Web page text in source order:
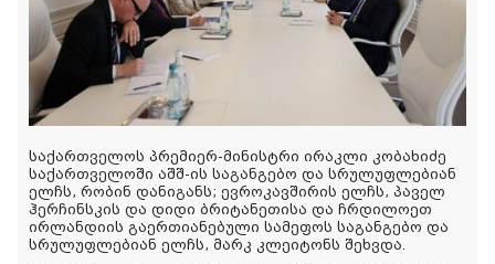
საქართველოს პრემიერ-მინისტრი ირაკლი კობახიძე
საქართველოში აშშ-ის საგანგებო და სრულუფლებიან
ელჩს, რობინ დანიგანს; ევროკავშირის ელჩს, პაველ
ჰერჩინსკის და დიდი ბრიტანეთისა და ჩრდილოეთ
ირლანდიის გაერთიანებული სამეფოს საგანგებო და
სრულუფლებიან ელჩს, მარკ კლეიტონს შეხვდა.